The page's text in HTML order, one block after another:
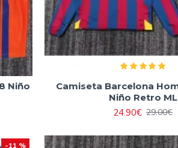
Niño
Camiseta Barcelona
Niño Retro ML
24.90€ 29.00€
-11 %